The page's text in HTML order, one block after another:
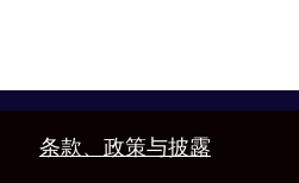
条款、政策与披露